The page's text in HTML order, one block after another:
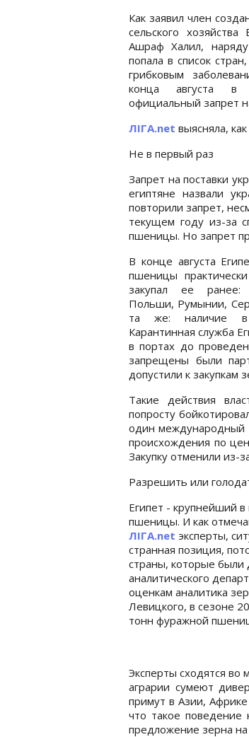
Как заявил член
сельского хозяйства
Ашраф Халил,
попала в список
грибковым
конца августа в
официальный запрет
ЛІГА.net выясняла,
Не в первый раз
Запрет на поставки
египтяне назвали
повторили запрет,
текущем году из-за
пшеницы. Но запрет
В конце августа
пшеницы
закупал ее
Польши, Румынии,
та же: наличие в
Карантинная служба
в портах до
запрещены были
допустили к закупкам
Такие действия
попросту
один международный
происхождения по
Закупку отменили из-
Разрешить или
Египет - крупнейший
пшеницы. И как
ЛІГА.net эксперты,
странная позиция,
страны, которые были
аналитического
оценкам аналитика
Левицкого, в сезоне
тонн фуражной
Эксперты сходятся во
аграрии сумеют
примут в Азии,
что такое
предложение зерна